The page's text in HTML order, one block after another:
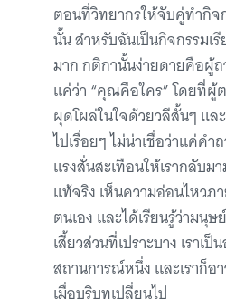
ตอนที่วิทยากรให้จับคู่ทำกิจ
นั้น สำหรับฉันเป็นกิจกรรมเ
มาก กติกานั้นง่ายดายคือผู้
แค่ว่า “คุณคือใคร” โดยที่ผู้
ผุดโผล่ในใจด้วยวลีสั้นๆ แ
ไปเรื่อยๆ ไม่น่าเชื่อว่าแค่คำ
แรงสั่นสะเทือนให้เรากลับม
แท้จริง เห็นความอ่อนไหวภ
ตนเอง และได้เรียนรู้ว่ามนุษ
เสี้ยวส่วนที่เปราะบาง เราเป็
สถานการณ์หนึ่ง และเราก็อ
เมื่อบริบทเปลี่ยนไป